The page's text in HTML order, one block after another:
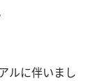
ルに伴いまし